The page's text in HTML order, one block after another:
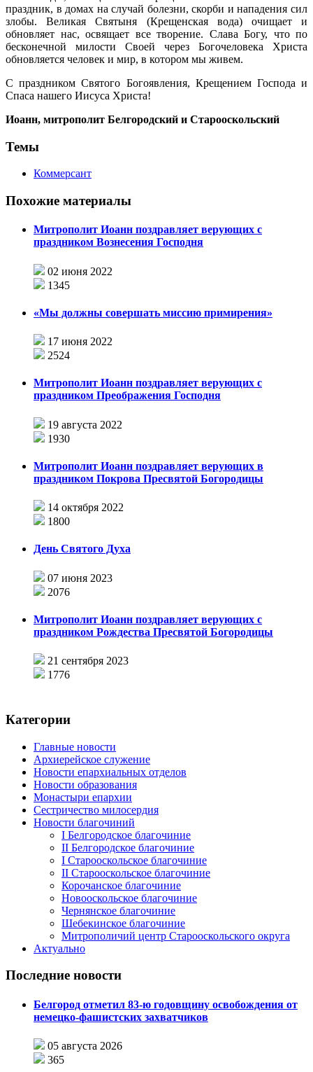
праздник, в домах на случай болезни, скорби и нападения сил
злобы. Великая Святыня (Крещенская вода) очищает и
обновляет нас, освящает все творение. Слава Богу, что по
бесконечной милости Своей через Богочеловека Христа
обновляется человек и мир, в котором мы живем.
С праздником Святого Богоявления, Крещением Господа и
Спаса нашего Иисуса Христа!
Иоанн, митрополит Белгородский и Старооскольский
Темы
Коммерсант
Похожие материалы
Митрополит Иоанн поздравляет верующих с
праздником Вознесения Господня
02 июня 2022
1345
«Мы должны совершать миссию примирения»
17 июня 2022
2524
Митрополит Иоанн поздравляет верующих с
праздником Преображения Господня
19 августа 2022
1930
Митрополит Иоанн поздравляет верующих в
праздником Покрова Пресвятой Богородицы
14 октября 2022
1800
День Святого Духа
07 июня 2023
2076
Митрополит Иоанн поздравляет верующих с
праздником Рождества Пресвятой Богородицы
21 сентября 2023
1776
Категории
Главные новости
Архиерейское служение
Новости епархиальных отделов
Новости образования
Монастыри епархии
Сестричество милосердия
Новости благочиний
I Белгородское благочиние
II Белгородское благочиние
I Старооскольское благочиние
II Старооскольское благочиние
Корочанское благочиние
Новооскольское благочиние
Чернянское благочиние
Шебекинское благочиние
Митрополичий центр Старооскольского округа
Актуально
Последние новости
Белгород отметил 83-ю годовщину освобождения от
немецко-фашистских захватчиков
05 августа 2026
365